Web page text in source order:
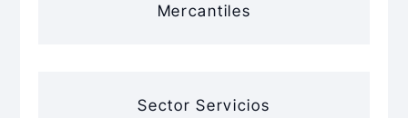
Mercantiles
Sector Servicios